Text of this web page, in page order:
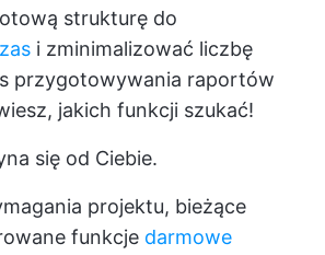
strukturę do
i zminimalizować liczbę
przygotowywania raportów
jakich funkcji szukać!
się od Ciebie.
projektu, bieżące
funkcje darmowe